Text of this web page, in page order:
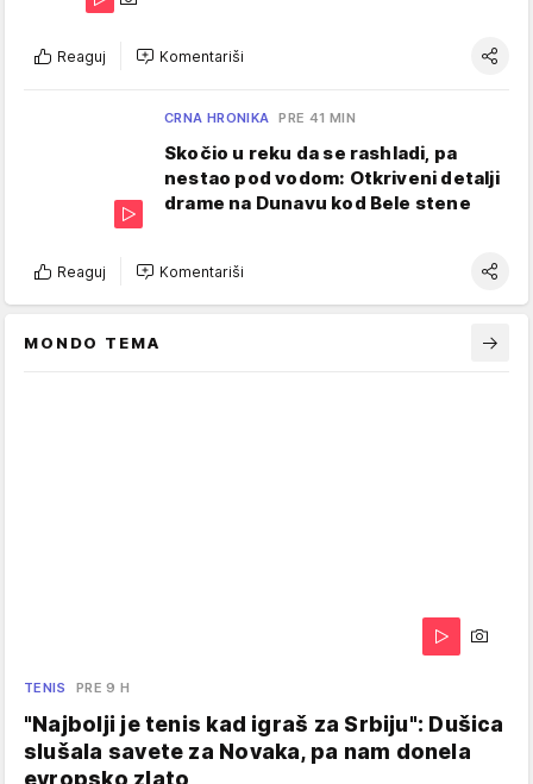
Reaguj Komentariši
CRNA HRONIKA PRE 41 MIN
Skočio u reku da se rashladi, pa
nestao pod vodom: Otkriveni detalji
drame na Dunavu kod Bele stene
Reaguj Komentariši
MONDO TEMA
TENIS PRE 9 H
"Najbolji je tenis kad igraš za Srbiju": Dušica
slušala savete za Novaka, pa nam donela
evropsko zlato